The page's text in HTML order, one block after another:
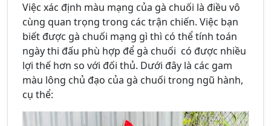
Việc xác định màu mạng của gà chuối là điều vô
cùng quan trọng trong các trận chiến. Việc bạn
biết được gà chuối mạng gì thì có thể tính toán
ngày thi đấu phù hợp để gà chuối có được nhiều
lợi thế hơn so với đối thủ. Dưới đây là các gam
màu lông chủ đạo của gà chuối trong ngũ hành,
cụ thể: